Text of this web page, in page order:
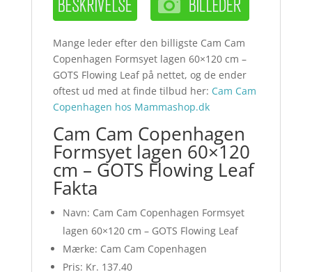
Mange leder efter den billigste Cam Cam
Copenhagen Formsyet lagen 60×120 cm –
GOTS Flowing Leaf på nettet, og de ender
oftest ud med at finde tilbud her: Cam Cam
Copenhagen hos Mammashop.dk
Cam Cam Copenhagen
Formsyet lagen 60×120
cm – GOTS Flowing Leaf
Fakta
Navn: Cam Cam Copenhagen Formsyet
lagen 60×120 cm – GOTS Flowing Leaf
Mærke: Cam Cam Copenhagen
Pris: Kr. 137.40